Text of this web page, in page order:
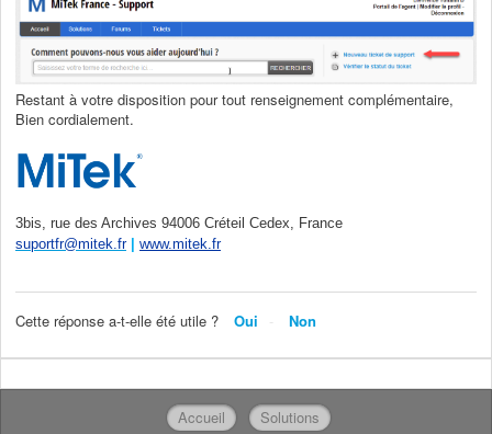
Restant à votre disposition pour tout renseignement complémentaire,
Bien cordialement.
3bis, rue des Archives 94006 Créteil Cedex, France
suportfr@mitek.fr
www.mitek.fr
Cette réponse a-t-elle été utile ? Oui Non
Accueil Solutions